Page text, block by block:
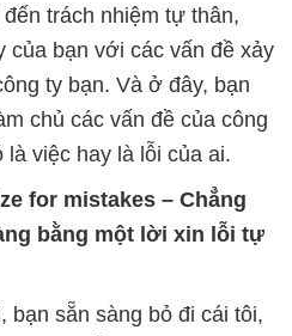
đến trách nhiệm tự thân,
của bạn với các vấn đề xảy
ty bạn. Và ở đây, bạn
chủ các vấn đề của công
việc hay là lỗi của ai.
for mistakes – Chẳng
bằng một lời xin lỗi tự
bạn sẵn sàng bỏ đi cái tôi,